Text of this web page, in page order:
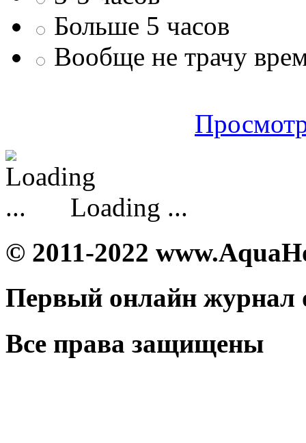
Больше 5 часов
Вообще не трачу
Loading ...
© 2011-2022
Первый онлайн журнал
Все права защищены